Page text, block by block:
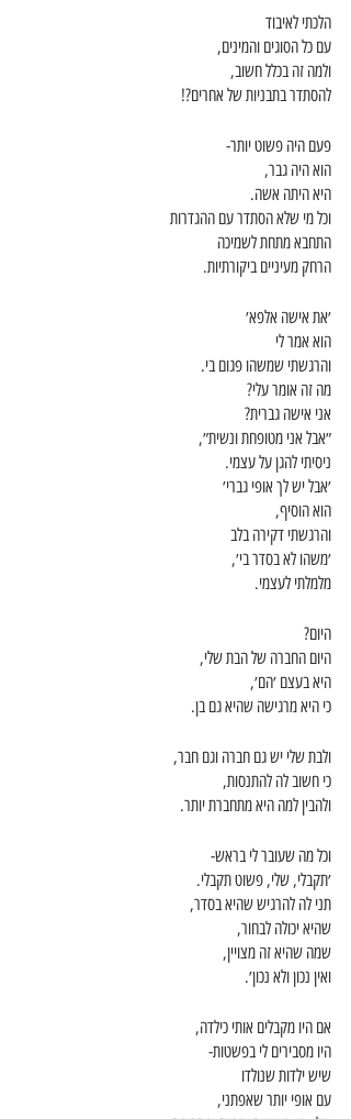
הלכתי לאיבוד
עם כל הסוגים והמינים,
ולמה זה בכלל חשוב,
להסתדר בתבניות של אחרים?!
פעם היה פשוט יותר-
הוא היה גבר,
היא היתה אשה.
וכל מי שלא הסתדר עם ההגדרות
התחבא מתחת לשמיכה
הרחק מעיניים ביקורתיות.
׳את אישה אלפא׳
הוא אמר לי
והרגשתי שמשהו פגום בי.
מה זה אומר עלי?
אני אישה גברית?
״אבל אני מטופחת ונשית״,
ניסיתי להגן על עצמי.
׳אבל יש לך אופי גברי׳
הוא הוסיף,
והרגשתי דקירה בלב
׳משהו לא בסדר בי׳,
מלמלתי לעצמי.
היום?
היום החברה של הבת שלי,
היא בעצם ׳הם׳,
כי היא מרגישה שהיא גם בן.
ולבת שלי יש גם חברה וגם חבר,
כי חשוב לה להתנסות,
ולהבין למה היא מתחברת יותר.
וכל מה שעובר לי בראש-
׳תקבלי, שלי, פשוט תקבלי.
תני לה להרגיש שהיא בסדר,
שהיא יכולה לבחור,
שמה שהיא זה מצויין,
ואין נכון ולא נכון׳.
אם היו מקבלים אותי כילדה,
היו מסבירים לי בפשטות-
שיש ילדות שנולדו
עם אופי יותר שאפתני,